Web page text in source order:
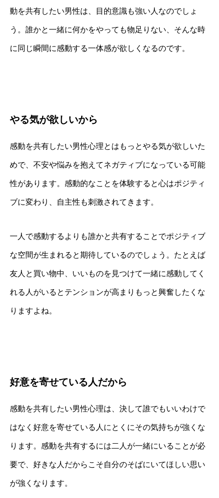
動を共有したい男性は、目的意識も強い人なのでしょ
う。誰かと一緒に何かをやっても物足りない、そんな時
に同じ瞬間に感動する一体感が欲しくなるのです。
やる気が欲しいから
感動を共有したい男性心理とはもっとやる気が欲しいた
めで、不安や悩みを抱えてネガティブになっている可能
性があります。感動的なことを体験すると心はポジティ
ブに変わり、自主性も刺激されてきます。
一人で感動するよりも誰かと共有することでポジティブ
な空間が生まれると期待しているのでしょう。たとえば
友人と買い物中、いいものを見つけて一緒に感動してく
れる人がいるとテンションが高まりもっと興奮したくな
りますよね。
好意を寄せている人だから
感動を共有したい男性心理は、決して誰でもいいわけで
はなく好意を寄せている人にとくにその気持ちが強くな
ります。感動を共有するには二人が一緒にいることが必
要で、好きな人だからこそ自分のそばにいてほしい思い
が強くなります。